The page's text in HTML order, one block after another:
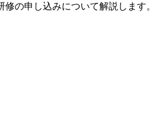
修の申し込みについて解説します